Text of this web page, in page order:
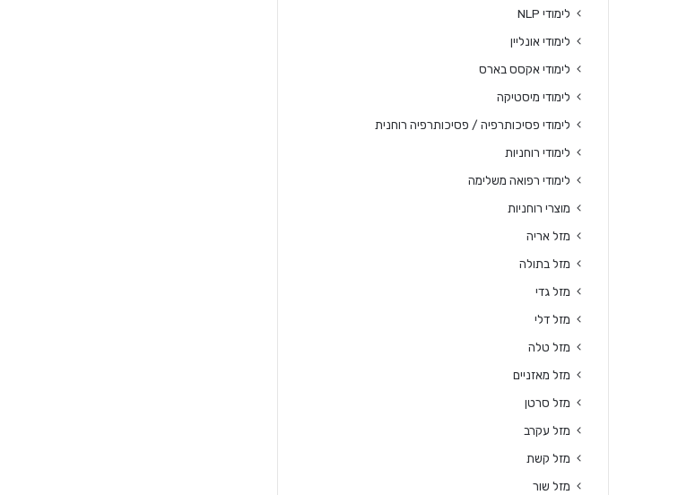
לימודי NLP
לימודי אונליין
לימודי אקסס בארס
לימודי מיסטיקה
לימודי פסיכותרפיה / פסיכותרפיה רוחנית
לימודי רוחניות
לימודי רפואה משלימה
מוצרי רוחניות
מזל אריה
מזל בתולה
מזל גדי
מזל דלי
מזל טלה
מזל מאזניים
מזל סרטן
מזל עקרב
מזל קשת
מזל שור